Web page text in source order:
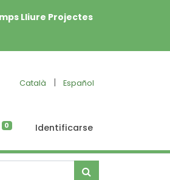
Lliure Projectes
Català | Español
0 Identificarse